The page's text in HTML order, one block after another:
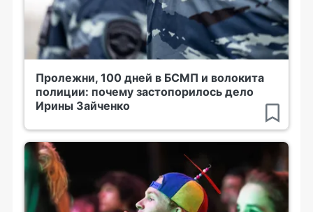
Пролежни, 100 дней в БСМП и волокита
полиции: почему застопорилось дело
Ирины Зайченко